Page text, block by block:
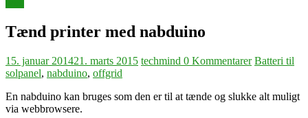
Tænd printer med nabduino
15. januar 201421. marts 2015 techmind 0 Kommentarer Batteri til
solpanel, nabduino, offgrid
En nabduino kan bruges som den er til at tænde og slukke alt muligt
via webbrowsere.